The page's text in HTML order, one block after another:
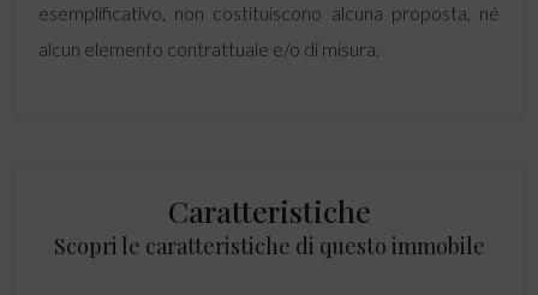
esemplificativo, non costituiscono alcuna proposta, né
alcun elemento contrattuale e/o di misura.
Caratteristiche
Scopri le caratteristiche di questo immobile